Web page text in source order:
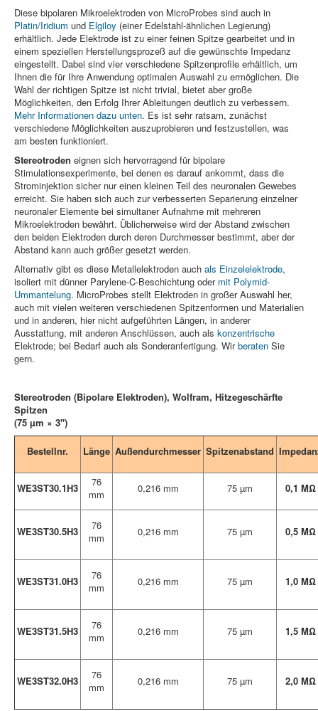
Diese bipolaren Mikroelektroden von MicroProbes sind auch in
Platin/Iridium und Elgiloy (einer Edelstahl-ähnlichen Legierung)
erhältlich. Jede Elektrode ist zu einer feinen Spitze gearbeitet und in
einem speziellen Herstellungsprozeß auf die gewünschte Impedanz
eingestellt. Dabei sind vier verschiedene Spitzenprofile erhältlich, um
Ihnen die für Ihre Anwendung optimalen Auswahl zu ermöglichen. Die
Wahl der richtigen Spitze ist nicht trivial, bietet aber große
Möglichkeiten, den Erfolg Ihrer Ableitungen deutlich zu verbessern.
Mehr Informationen dazu unten. Es ist sehr ratsam, zunächst
verschiedene Möglichkeiten auszuprobieren und festzustellen, was
am besten funktioniert.
Stereotroden eignen sich hervorragend für bipolare
Stimulationsexperimente, bei denen es darauf ankommt, dass die
Strominjektion sicher nur einen kleinen Teil des neuronalen Gewebes
erreicht. Sie haben sich auch zur verbesserten Separierung einzelner
neuronaler Elemente bei simultaner Aufnahme mit mehreren
Mikroelektroden bewährt. Üblicherweise wird der Abstand zwischen
den beiden Elektroden durch deren Durchmesser bestimmt, aber der
Abstand kann auch größer gesetzt werden.
Alternativ gibt es diese Metallelektroden auch als Einzelelektrode,
isoliert mit dünner Parylene-C-Beschichtung oder mit Polymid-
Ummantelung. MicroProbes stellt Elektroden in großer Auswahl her,
auch mit vielen weiteren verschiedenen Spitzenformen und Materialien
und in anderen, hier nicht aufgeführten Längen, in anderer
Ausstattung, mit anderen Anschlüssen, auch als konzentrische
Elektrode; bei Bedarf auch als Sonderanfertigung. Wirberaten Sie
gern.
Stereotroden (Bipolare Elektroden), Wolfram, Hitzegeschärfte
Spitzen
(75 µm × 3")
Bestellnr. Länge Außendurchmesser Spitzenabstand
WE3ST30.1H3
76
mm
0,216 mm 75 µm 0,1 MΩ
WE3ST30.5H3
76
mm
0,216 mm 75 µm 0,5 MΩ
WE3ST31.0H3
76
mm
0,216 mm 75 µm 1,0 MΩ
WE3ST31.5H3
76
mm
0,216 mm 75 µm 1,5 MΩ
WE3ST32.0H3
76
mm
0,216 mm 75 µm 2,0 MΩ